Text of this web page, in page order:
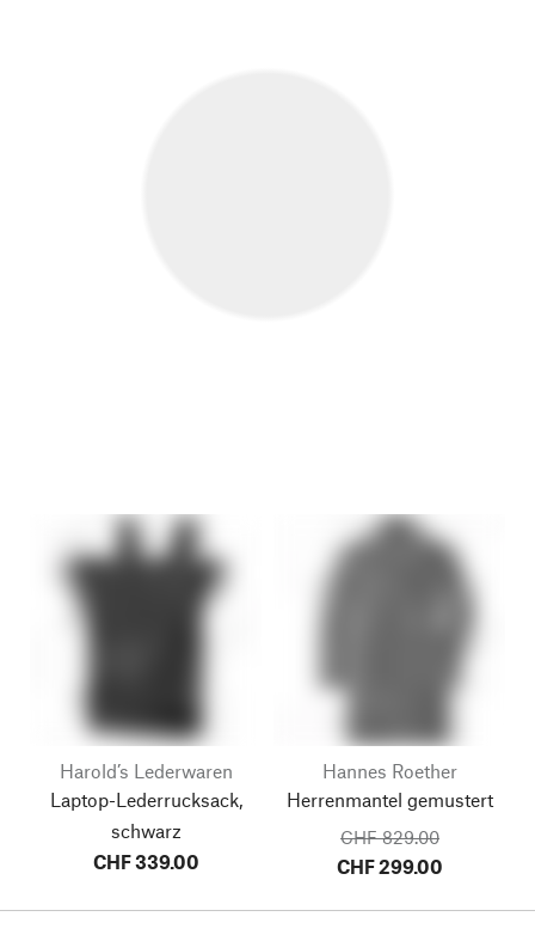
Harold’s Lederwaren
Laptop-Lederrucksack,
schwarz
CHF 339.00
Hannes Roether
Herrenmantel gemustert
CHF 829.00
CHF 299.00